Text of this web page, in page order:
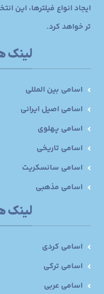
ایجاد انواع فیلترها، این
تر خواهد کرد.
لینک
اسامی بین المللی
اسامی اصیل ایرانی
اسامی پهلوی
اسامی تاریخی
اسامی سانسکریت
اسامی مذهبی
لینک
اسامی کردی
اسامی ترکی
اسامی عربی